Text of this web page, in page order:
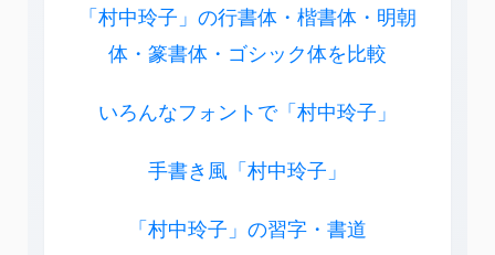
「村中玲子」の行書体・楷書体・明朝
体・篆書体・ゴシック体を比較
いろんなフォントで「村中玲子」
手書き風「村中玲子」
「村中玲子」の習字・書道